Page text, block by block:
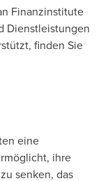
Finanzinstitute
Dienstleistungen
finden Sie
eine
ihre
senken, das